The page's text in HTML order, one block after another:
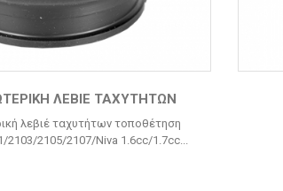
ΛΕΒΙΈ ΤΑΧΥΤΉΤΩΝ
λεβιέ ταχυτήτων τοποθέτηση
2103/2105/2107/Niva 1.6cc/1.7cc...